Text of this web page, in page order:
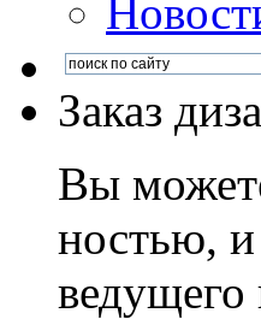
Заказ
Вы
ностью, и
ведущего